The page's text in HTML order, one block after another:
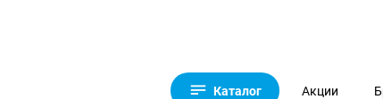
Каталог Акции